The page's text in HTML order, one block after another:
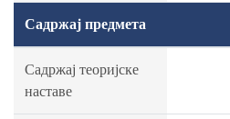
Садржај предмета
Садржај теоријске
наставе